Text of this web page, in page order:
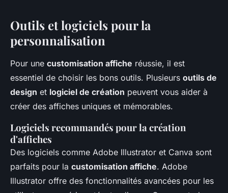
Outils et logiciels pour la
personnalisation
Pour une customisation affiche réussie, il est
essentiel de choisir les bons outils. Plusieurs outils de
design et logiciel de création peuvent vous aider à
créer des affiches uniques et mémorables.
Logiciels recommandés pour la création
d'affiches
Des logiciels comme Adobe Illustrator et Canva sont
parfaits pour la customisation affiche. Adobe
Illustrator offre des fonctionnalités avancées pour les